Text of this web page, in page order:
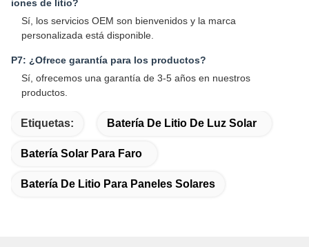
iones de litio?
Sí, los servicios OEM son bienvenidos y la marca
personalizada está disponible.
P7: ¿Ofrece garantía para los productos?
Sí, ofrecemos una garantía de 3-5 años en nuestros
productos.
Etiquetas: Batería De Litio De Luz Solar
Batería Solar Para Faro
Batería De Litio Para Paneles Solares